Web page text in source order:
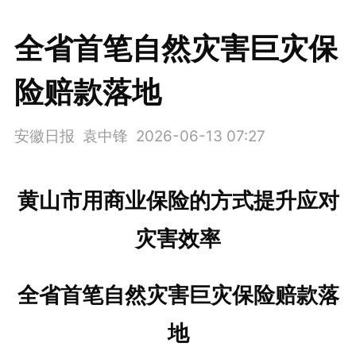
全省首笔自然灾害巨灾保
险赔款落地
安徽日报 袁中锋 2026-06-13 07:27
黄山市用商业保险的方式提升应对
灾害效率
全省首笔自然灾害巨灾保险赔款落
地